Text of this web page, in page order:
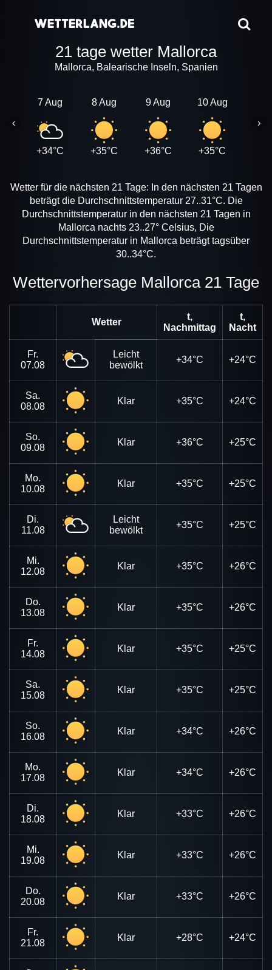
21 tage wetter Mallorca
Mallorca, Balearische Inseln, Spanien
7 Aug
+34°C
8 Aug
+35°C
9 Aug
+36°C
10 Aug
+35°C
‹ ›
Wetter für die nächsten 21 Tage: In den nächsten 21 Tagen
beträgt die Durchschnittstemperatur 27..31°C. Die
Durchschnittstemperatur in den nächsten 21 Tagen in
Mallorca nachts 23..27° Celsius, Die
Durchschnittstemperatur in Mallorca beträgt tagsüber
30..34°C.
Wettervorhersage Mallorca 21 Tage
Wetter
t,
Nachmittag
t,
Nacht
Fr.
07.08
Leicht
bewölkt
+34°C +24°C
Sa.
08.08
Klar +35°C +24°C
So.
09.08
Klar +36°C +25°C
Mo.
10.08
Klar +35°C +25°C
Di.
11.08
Leicht
bewölkt
+35°C +25°C
Mi.
12.08
Klar +35°C +26°C
Do.
13.08
Klar +35°C +26°C
Fr.
14.08
Klar +35°C +25°C
Sa.
15.08
Klar +35°C +25°C
So.
16.08
Klar +34°C +26°C
Mo.
17.08
Klar +34°C +26°C
Di.
18.08
Klar +33°C +26°C
Mi.
19.08
Klar +33°C +26°C
Do.
20.08
Klar +33°C +26°C
Fr.
21.08
Klar +28°C +24°C